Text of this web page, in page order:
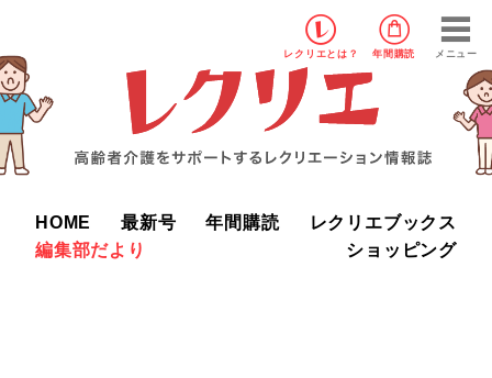
レクリエ とは？ 年間購読 メニュー
HOME 最新号 年間購読
レクリエブックス
編集部だより
ショッピング